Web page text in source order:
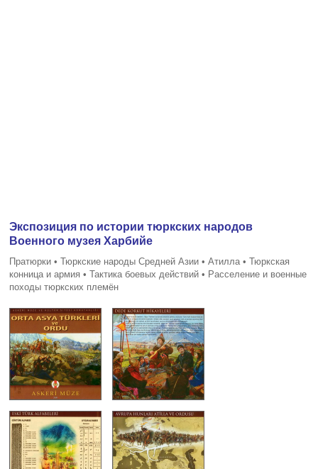
Экспозиция по истории тюркских народов
Военного музея Харбийе
Пратюрки • Тюркские народы Средней Азии • Атилла • Тюркская
конница и армия • Тактика боевых действий • Расселение и военные
походы тюркских племён